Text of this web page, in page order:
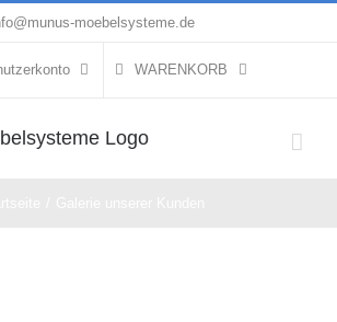
moebelsysteme.de
WARENKORB